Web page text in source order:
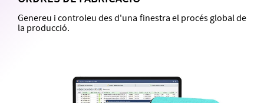
Genereu i controleu des d'una finestra el procés global de
la producció.